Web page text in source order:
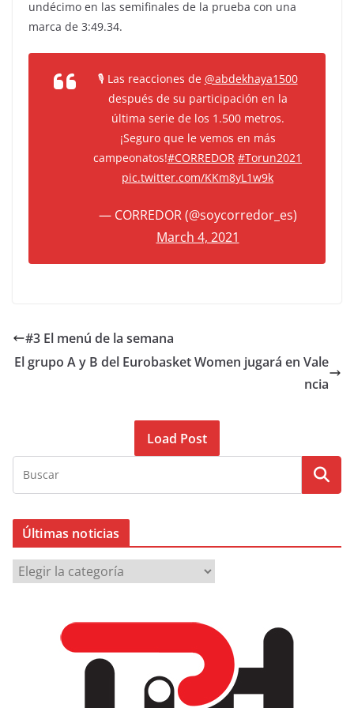
undécimo en las semifinales de la prueba con una
marca de 3:49.34.
🎙 Las reacciones de @abdekhaya1500
después de su participación en la
última serie de los 1.500 metros.
¡Seguro que le vemos en más
campeonatos!#CORREDOR #Torun2021
pic.twitter.com/KKm8yL1w9k
— CORREDOR (@soycorredor_es)
March 4, 2021
#3 El menú de la semana
El grupo A y B del Eurobasket Women jugará en Vale
ncia
Load Post
Últimas noticias
Ú